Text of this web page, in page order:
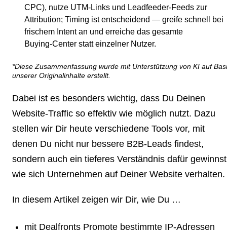
CPC), nutze UTM‑Links und Leadfeeder‑Feeds zur
Attribution; Timing ist entscheidend — greife schnell bei
frischem Intent an und erreiche das gesamte
Buying‑Center statt einzelner Nutzer.
*Diese Zusammenfassung wurde mit Unterstützung von KI auf
unserer Originalinhalte erstellt.
Dabei ist es besonders wichtig, dass Du Deinen
Website-Traffic so effektiv wie möglich nutzt. Dazu
stellen wir Dir heute verschiedene Tools vor, mit
denen Du nicht nur bessere B2B-Leads findest,
sondern auch ein tieferes Verständnis dafür
wie sich Unternehmen auf Deiner Website verhalten.
In diesem Artikel zeigen wir Dir, wie Du …
mit Dealfronts Promote bestimmte IP-Adressen